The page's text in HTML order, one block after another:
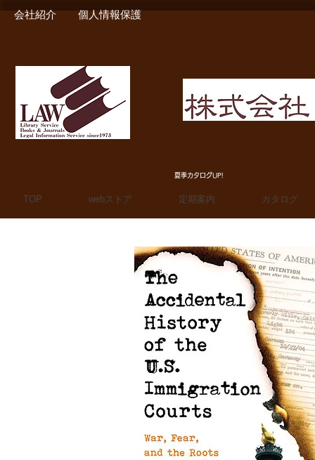
会社紹介 個人情報保護
夏季カタログUP!
TOP webストア 定期案内 カタログ